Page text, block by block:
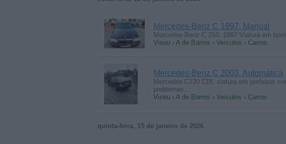
Mercedes-Benz C 1997, Manual
Mercedes-Benz C 250, 1997 Viatura em
Viseu › A de Barros › Veículos › Carros
Mercedes-Benz C 2003, Automática
Mercedes C220 CDI, viatura em perfeitas
problemas…
Viseu › A de Barros › Veículos › Carros
quinta-feira, 15 de janeiro de 2026